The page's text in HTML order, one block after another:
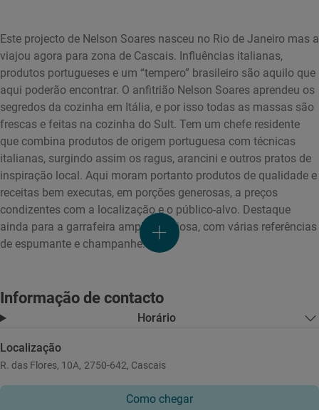
Este projecto de Nelson Soares nasceu no Rio de Janeiro mas a
viajou agora para zona de Cascais. Influências italianas,
produtos portugueses e um “tempero” brasileiro são aquilo que
aqui poderão encontrar. O anfitrião Nelson Soares aprendeu os
segredos da cozinha em Itália, e por isso todas as massas são
frescas e feitas na cozinha do Sult. Tem um chefe residente
que combina produtos de origem portuguesa com técnicas
italianas, surgindo assim os ragus, arancini e outros pratos de
inspiração local. Aqui moram portanto produtos de qualidade e
receitas bem executas, em porções generosas, a preços
condizentes com a localização e o público-alvo. Destaque
ainda para a garrafeira ampla e valiosa, com várias referências
de espumante e champanhe.
Informação de contacto
Horário
Localização
R. das Flores, 10A, 2750-642, Cascais
Como chegar